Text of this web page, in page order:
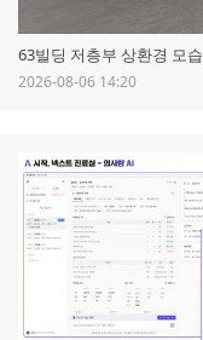
63빌딩 저층부 상환경 모습
2026-08-06 14:20